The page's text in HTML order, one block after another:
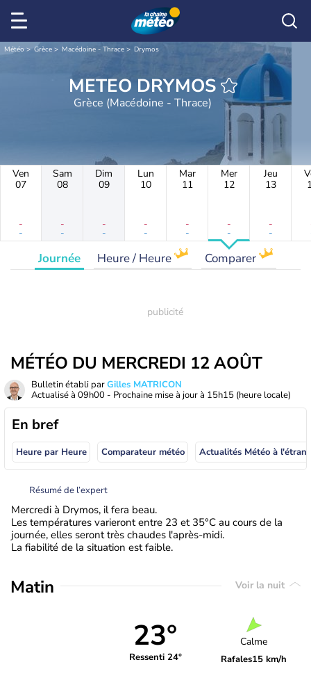
Météo Grèce Macédoine - Thrace Drymos
METEO DRYMOS
Grèce (Macédoine - Thrace)
Ven
07
-
-
Sam
08
-
-
Dim
09
-
-
Lun
10
-
-
Mar
11
-
-
Mer
12
-
-
Jeu
13
-
-
Journée Heure / Heure Comparer
MÉTÉO DU MERCREDI 12 AOÛT
Bulletin établi parGilles MATRICON
Actualisé à 09h00 - Prochaine mise à jour à 15h15 (heure locale)
En bref
Heure par Heure Comparateur météo
Résumé de l’expert
Mercredi à Drymos, il fera beau.
Les températures varieront entre 23 et 35°C au cours de la
journée, elles seront très chaudes l'après-midi.
La fiabilité de la situation est faible.
Matin Voir la nuit
23°
Ressenti 24°
Calme
Rafales15 km/h